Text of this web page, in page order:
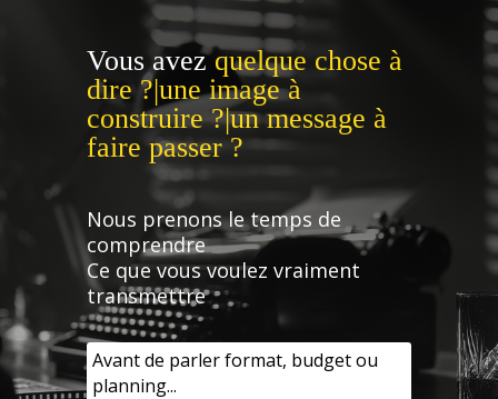
Vous avezquelque chose à
dire ?|une image à
construire ?|un message à
faire passer ?
Nous prenons le temps de
comprendre
Ce que vous voulez vraiment
transmettre
Avant de parler format, budget ou
planning...